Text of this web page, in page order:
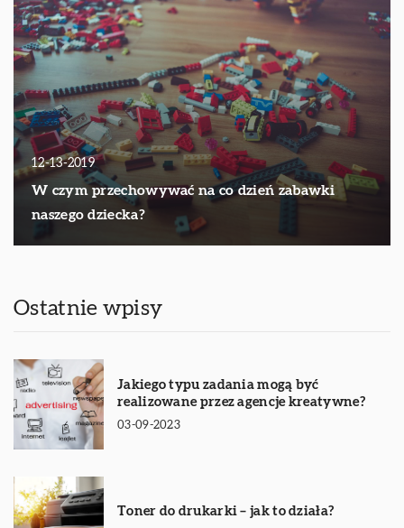
12-13-2019
W czym przechowywać na co dzień zabawki
naszego dziecka?
Ostatnie wpisy
Jakiego typu zadania mogą być
realizowane przez agencje kreatywne?
03-09-2023
Toner do drukarki – jak to działa?